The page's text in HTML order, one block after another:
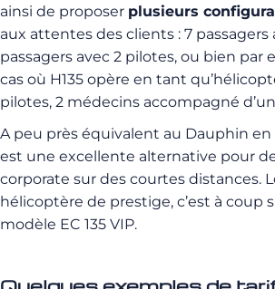
ainsi de proposer plusieurs
aux attentes des clients : 7 passagers
passagers avec 2 pilotes, ou bien par
cas où H135 opère en tant
pilotes, 2 médecins accompagné
A peu près équivalent au Dauphin
est une excellente alternative pour
corporate sur des courtes distances.
hélicoptère de prestige, c’est à coup
modèle EC 135 VIP.